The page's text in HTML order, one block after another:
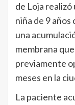
de Loja
niña de 9
una
membrana
previamente
meses en la
La paciente